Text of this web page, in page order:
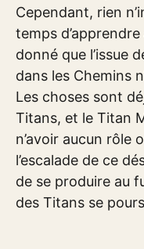
Cependant, rien
temps
donné que l’issue
dans les Chemins
Les choses sont
Titans, et le Titan
n’avoir aucun rôle
l’escalade de ce
de se produire au
des Titans se